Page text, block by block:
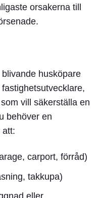
orsakerna till
husköpare
vill säkerställa en
behöver en
att:
carport, förråd)
takkupa)